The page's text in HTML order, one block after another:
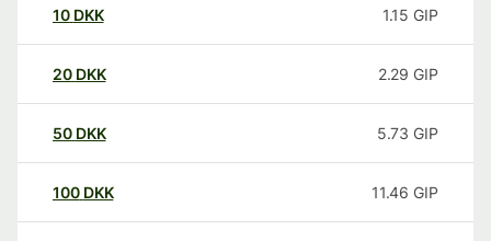
10 DKK 1.15 GIP
20 DKK 2.29 GIP
50 DKK 5.73 GIP
100 DKK 11.46 GIP